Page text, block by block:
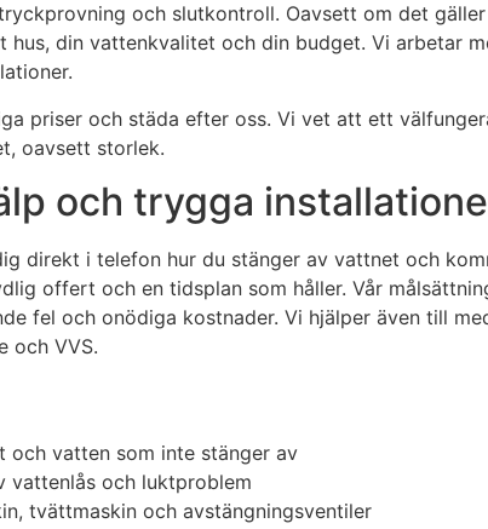
och slutkontroll. Oavsett om det
din vattenkvalitet och din budget. Vi arbetar
priser och städa efter oss. Vi vet att ett
oavsett storlek.
och trygga
direkt i telefon hur du stänger av vattnet och
offert och en tidsplan som håller. Vår
fel och onödiga kostnader. Vi hjälper även till
och VVS.
och vatten som inte stänger av
vattenlås och luktproblem
tvättmaskin och avstängningsventiler